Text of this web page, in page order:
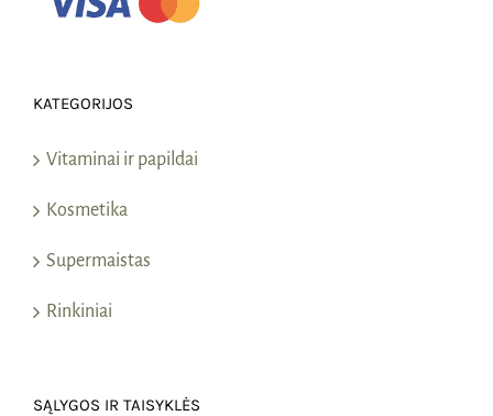
KATEGORIJOS
Vitaminai ir papildai
Kosmetika
Supermaistas
Rinkiniai
SĄLYGOS IR TAISYKLĖS